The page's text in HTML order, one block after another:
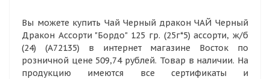
Вы можете купить Чай Черный дракон ЧАЙ Черный
Дракон Ассорти "Бордо" 125 гр. (25г*5) ассорти, ж/б
(24) (A72135) в интернет магазине Восток по
розничной цене 509,74 рублей. Товар в наличии. На
продукцию имеются все сертификаты и